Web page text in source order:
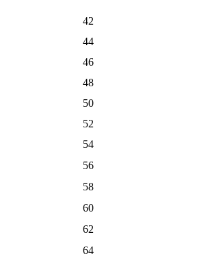
42
44
46
48
50
52
54
56
58
60
62
64